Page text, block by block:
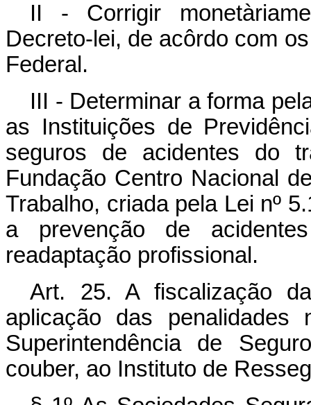
II - Corrigir
Decreto-lei, de acôrdo com
Federal.
III - Determinar a forma
as Instituições de
seguros de acidentes do
Fundação Centro Nacional
Trabalho, criada pela Lei nº
a prevenção de
readaptação profissional.
Art. 25. A fiscalização
aplicação das
Superintendência de
couber, ao Instituto de